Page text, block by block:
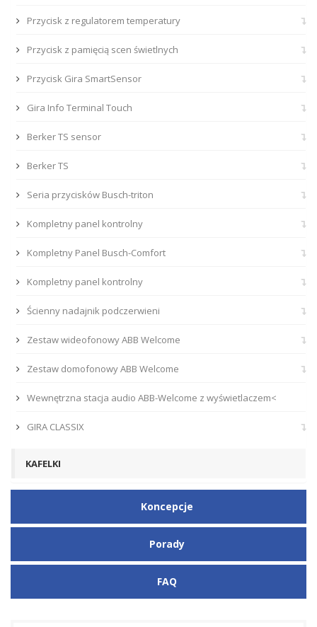
Przycisk z regulatorem temperatury
Przycisk z pamięcią scen świetlnych
Przycisk Gira SmartSensor
Gira Info Terminal Touch
Berker TS sensor
Berker TS
Seria przycisków Busch-triton
Kompletny panel kontrolny
Kompletny Panel Busch-Comfort
Kompletny panel kontrolny
Ścienny nadajnik podczerwieni
Zestaw wideofonowy ABB Welcome
Zestaw domofonowy ABB Welcome
Wewnętrzna stacja audio ABB-Welcome z wyświetlaczem<
GIRA CLASSIX
KAFELKI
Koncepcje
Porady
FAQ